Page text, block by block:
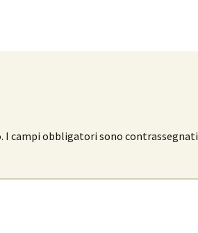
I campi obbligatori sono contrassegnati